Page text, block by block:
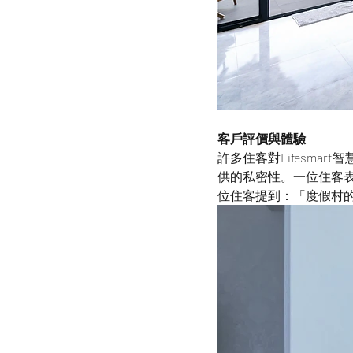
客戶評價與體驗
許多住客對Lifesmart智
供的私密性。一位住客
位住客提到：「度假村